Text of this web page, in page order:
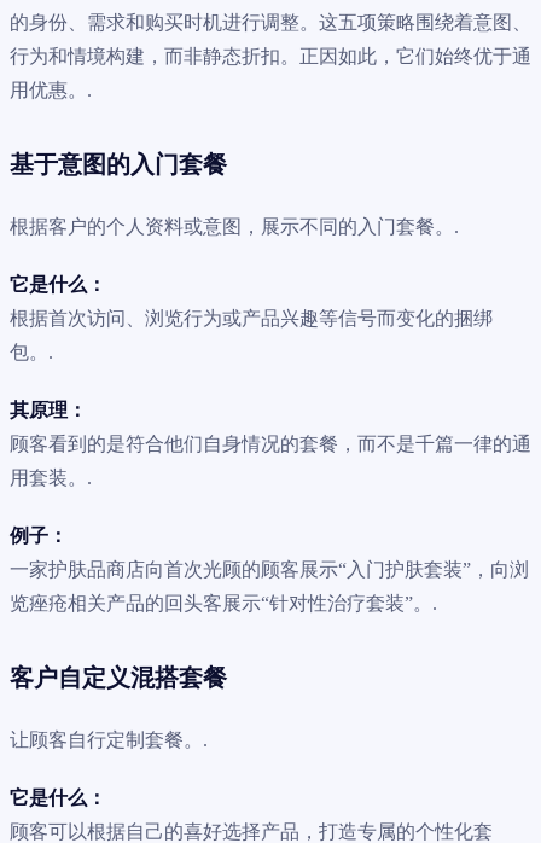
的身份、需求和购买时机进行调整。这五项策略围绕着意图、
行为和情境构建，而非静态折扣。正因如此，它们始终优于通
用优惠。.
基于意图的入门套餐
根据客户的个人资料或意图，展示不同的入门套餐。.
它是什么：
根据首次访问、浏览行为或产品兴趣等信号而变化的捆绑
包。.
其原理：
顾客看到的是符合他们自身情况的套餐，而不是千篇一律的通
用套装。.
例子：
一家护肤品商店向首次光顾的顾客展示“入门护肤套装”，向浏
览痤疮相关产品的回头客展示“针对性治疗套装”。.
客户自定义混搭套餐
让顾客自行定制套餐。.
它是什么：
顾客可以根据自己的喜好选择产品，打造专属的个性化套